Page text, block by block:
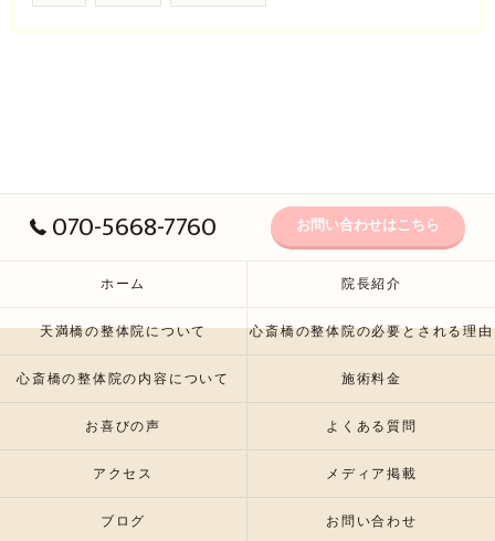
070-5668-7760 お問い合わせはこちら
ホーム 院長紹介
天満橋の整体院について 心斎橋の整体院の必要とされる理由
心斎橋の整体院の内容について 施術料金
お喜びの声 よくある質問
アクセス メディア掲載
ブログ お問い合わせ